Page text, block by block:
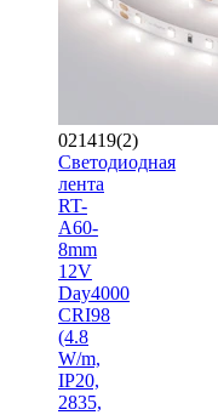
021419(2)
Светодиодная
лента
RT-
A60-
8mm
12V
Day4000
CRI98
(4.8
W/m,
IP20,
2835,